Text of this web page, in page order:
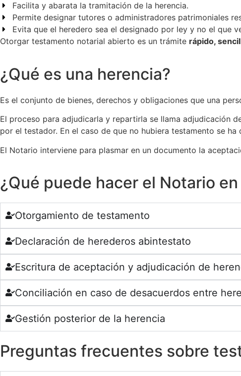
Facilita y abarata la tramitación de la herencia.
Permite designar tutores o administradores patrimoniales
Evita que el heredero sea el designado por ley y no el que
Otorgar testamento notarial abierto es un trámite rápido,
¿Qué es una herencia?
Es el conjunto de bienes, derechos y obligaciones que una
El proceso para adjudicarla y repartirla se llama adjudicación
por el testador. En el caso de que no hubiera testamento se
El Notario interviene para plasmar en un documento la
¿Qué puede hacer el Notario
Otorgamiento de testamento
Declaración de herederos abintestato
Escritura de aceptación y adjudicación de
Conciliación en caso de desacuerdos entre
Gestión posterior de la herencia
Preguntas frecuentes sobre